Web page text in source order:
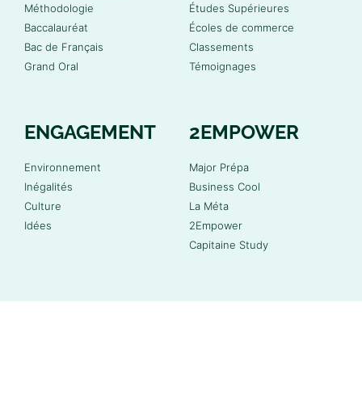
Méthodologie
Baccalauréat
Bac de Français
Grand Oral
Études Supérieures
Écoles de commerce
Classements
Témoignages
ENGAGEMENT
Environnement
Inégalités
Culture
Idées
2EMPOWER
Major Prépa
Business Cool
La Méta
2Empower
Capitaine Study